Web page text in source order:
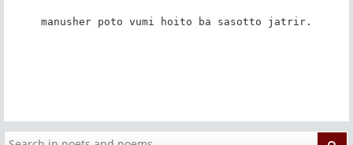
manusher poto vumi hoito ba sasotto jatrir.